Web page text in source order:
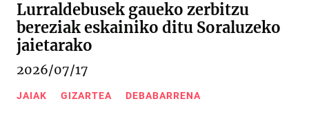
Lurraldebusek gaueko zerbitzu
bereziak eskainiko ditu Soraluzeko
jaietarako
2026/07/17
JAIAK GIZARTEA DEBABARRENA